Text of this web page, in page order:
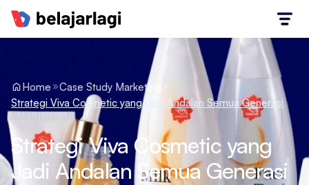
Home
Case Study Marketing
Strategi Viva Cosmetic yang Jadi Andalan Semua Generasi
Strategi Viva Cosmetic yang
Jadi Andalan Semua Generasi